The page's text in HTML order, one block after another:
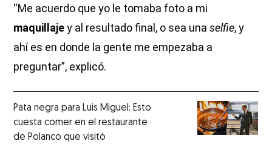
“Me acuerdo que yo le tomaba foto a mi
maquillajey al resultado final, o sea unaselfie, y
ahí es en donde la gente me empezaba a
preguntar”, explicó.
Pata negra para Luis Miguel: Esto
cuesta comer en el restaurante
de Polanco que visitó